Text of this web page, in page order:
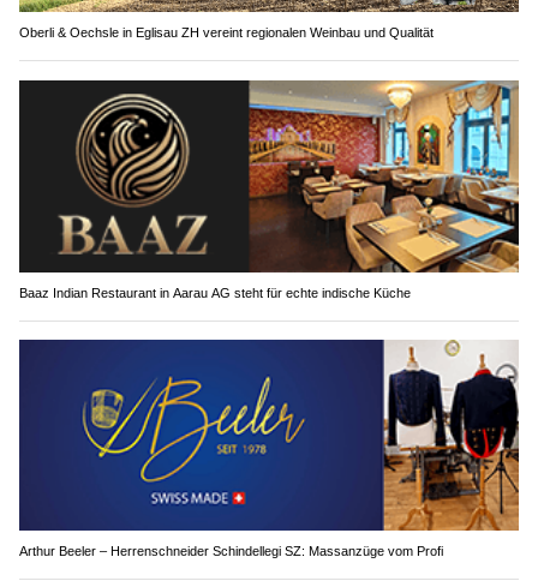
Oberli & Oechsle in Eglisau ZH vereint regionalen Weinbau und Qualität
Baaz Indian Restaurant in Aarau AG steht für echte indische Küche
Arthur Beeler – Herrenschneider Schindellegi SZ: Massanzüge vom Profi